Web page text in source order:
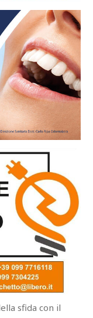
sfida con il